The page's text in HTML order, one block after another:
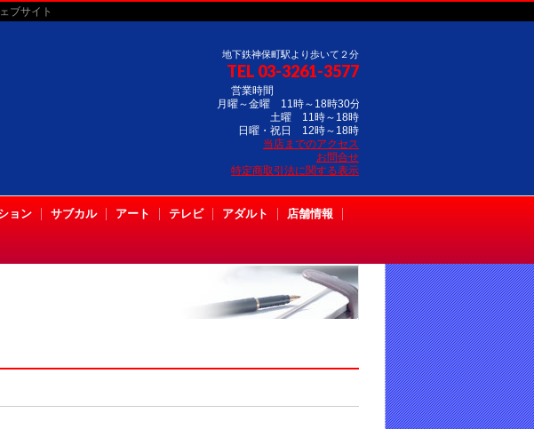
ブサイト
地下鉄神保町駅より歩いて２分
TEL 03-3261-3577
営業時間
月曜～金曜 11時～18時30分
土曜 11時～18時
日曜・祝日 12時～18時
当店までのアクセス
お問合せ
特定商取引法に関する表示
ョン サブカル アート テレビ アダルト 店舗情報